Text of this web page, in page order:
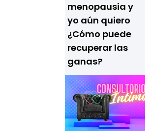
menopausia y
yo aún quiero
¿Cómo puede
recuperar las
ganas?